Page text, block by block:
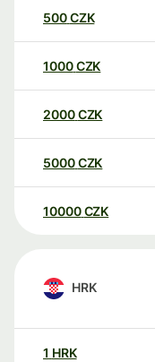
500CZK
1000CZK
2000CZK
5000CZK
10000 CZK
HRK
1 HRK